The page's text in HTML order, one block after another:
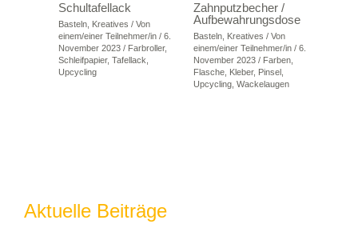
Schultafellack
Basteln, Kreatives / Von
einem/einer Teilnehmer/in / 6.
November 2023 / Farbroller,
Schleifpapier, Tafellack
Upcycling
Zahnputzbecher /
Aufbewahrungsdose
Basteln, Kreatives / Von
einem/einer Teilnehmer/in / 6.
November 2023 / Farben,
Flasche, Kleber, Pinsel,
Upcycling, Wackelaugen
Aktuelle Beiträge